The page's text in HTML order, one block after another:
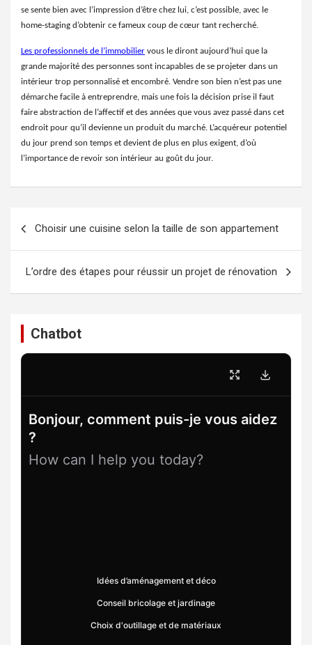
se sente bien avec l’impression d’être chez lui, c’est possible, avec le
home-staging d’obtenir ce fameux coup de cœur tant recherché.
Les professionnels de l’immobilier vous le diront aujourd’hui que la
grande majorité des personnes sont incapables de se projeter dans un
intérieur trop personnalisé et encombré. Vendre son bien n’est pas une
démarche facile à entreprendre, mais une fois la décision prise il faut
faire abstraction de l’affectif et des années que vous avez passé dans cet
endroit pour qu’il devienne un produit du marché. L’acquéreur potentiel
du jour prend son temps et devient de plus en plus exigent, d’où
l’importance de revoir son intérieur au goût du jour.
l’article
Choisir une cuisine selon la taille de son appartement
L’ordre des étapes pour réussir un projet de rénovation
Chatbot
Bonjour, comment puis-je vous aidez
?
How can I help you today?
Idées d’aménagement et déco
Conseil bricolage et jardinage
Choix d'outillage et de matériaux